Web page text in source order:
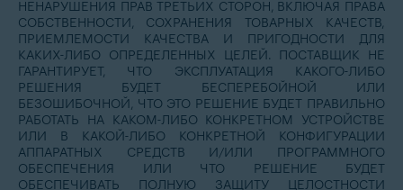
НЕНАРУШЕНИЯ ПРАВ ТРЕТЬИХ СТОРОН, ВКЛЮЧАЯ ПРАВА
СОБСТВЕННОСТИ, СОХРАНЕНИЯ ТОВАРНЫХ КАЧЕСТВ,
ПРИЕМЛЕМОСТИ КАЧЕСТВА И ПРИГОДНОСТИ ДЛЯ
КАКИХ-ЛИБО ОПРЕДЕЛЕННЫХ ЦЕЛЕЙ. ПОСТАВЩИК НЕ
ГАРАНТИРУЕТ, ЧТО ЭКСПЛУАТАЦИЯ КАКОГО-ЛИБО
РЕШЕНИЯ БУДЕТ БЕСПЕРЕБОЙНОЙ ИЛИ
БЕЗОШИБОЧНОЙ, ЧТО ЭТО РЕШЕНИЕ БУДЕТ ПРАВИЛЬНО
РАБОТАТЬ НА КАКОМ-ЛИБО КОНКРЕТНОМ УСТРОЙСТВЕ
ИЛИ В КАКОЙ-ЛИБО КОНКРЕТНОЙ КОНФИГУРАЦИИ
АППАРАТНЫХ СРЕДСТВ И/ИЛИ ПРОГРАММНОГО
ОБЕСПЕЧЕНИЯ ИЛИ ЧТО РЕШЕНИЕ БУДЕТ
ОБЕСПЕЧИВАТЬ ПОЛНУЮ ЗАЩИТУ ЦЕЛОСТНОСТИ